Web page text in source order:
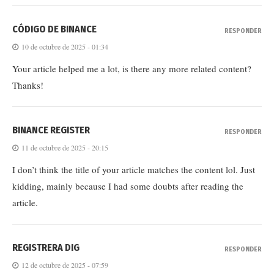
CÓDIGO DE BINANCE
10 de octubre de 2025 - 01:34
Your article helped me a lot, is there any more related content?
Thanks!
RESPONDER
BINANCE REGISTER
11 de octubre de 2025 - 20:15
I don’t think the title of your article matches the content lol. Just
kidding, mainly because I had some doubts after reading the
article.
RESPONDER
REGISTRERA DIG
12 de octubre de 2025 - 07:59
RESPONDER